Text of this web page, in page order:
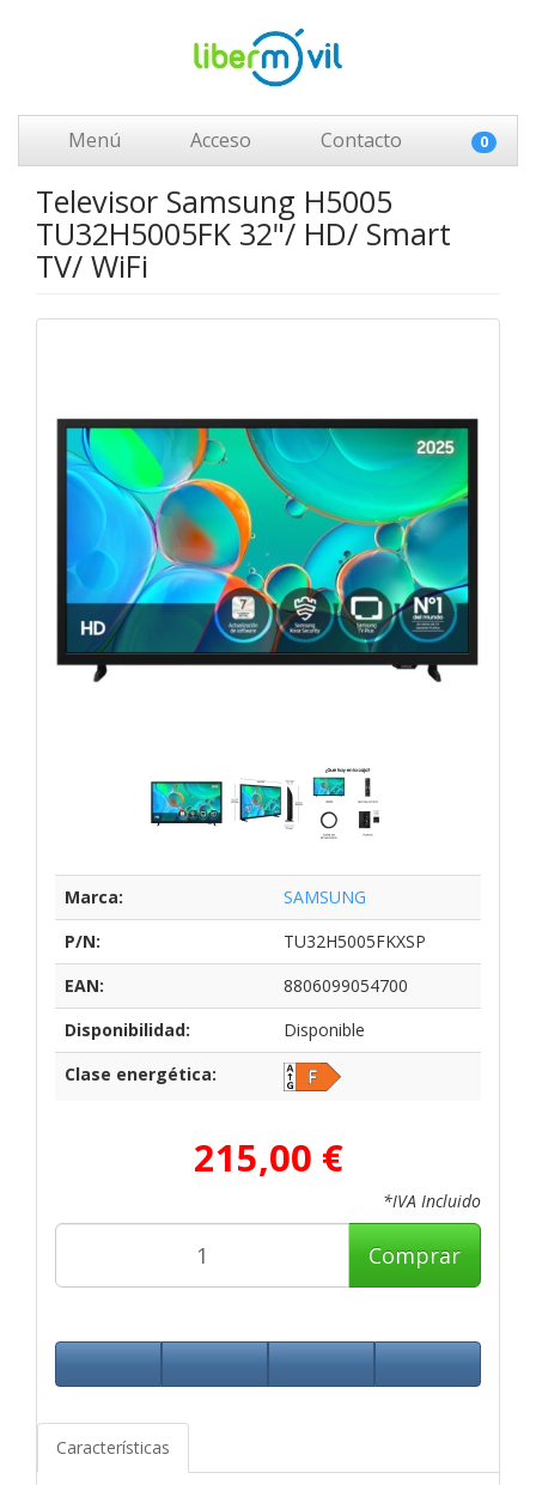
Menú Acceso Contacto 0
Televisor Samsung H5005
TU32H5005FK 32"/ HD/ Smart
TV/ WiFi
Marca:
SAMSUNG
P/N:
TU32H5005FKXSP
EAN:
8806099054700
Disponibilidad:
Disponible
Clase energética:
215,00 €
*IVA Incluido
Comprar
Características